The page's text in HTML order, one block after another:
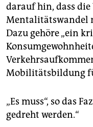
darauf hin, dass die
Mentalitätswandel
Dazu gehöre „ein
Mobilitätsbildung
„Es muss“, so das
gedreht werden.“